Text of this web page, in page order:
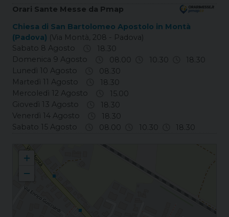
Orari Sante Messe da Pmap
Chiesa di San Bartolomeo Apostolo in Montà
(Padova) (Via Montà, 208 - Padova)
Sabato 8 Agosto
18.30
Domenica 9 Agosto
08.00 10.30
18.30
Lunedì 10 Agosto
08.30
Martedì 11 Agosto
18.30
Mercoledì 12 Agosto
15.00
Giovedì 13 Agosto
18.30
Venerdì 14 Agosto
18.30
Sabato 15 Agosto
08.00 10.30 18.30
Montà in Padova S. Bartolomeo Apostolo in Montà
+
−